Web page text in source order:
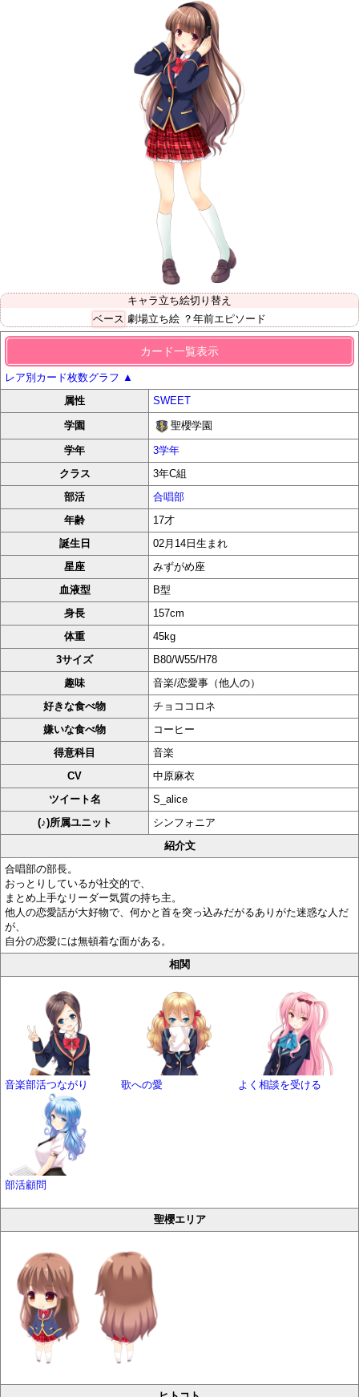
キャラ立ち絵切り替え
ベース 劇場立ち絵 ？年前エピソード
カード一覧表示
レア別カード枚数グラフ ▲
属性
SWEET
学園 聖櫻学園
学年
3学年
クラス
3年C組
部活
合唱部
年齢
17才
誕生日
02月14日生まれ
星座
みずがめ座
血液型
B型
身長
157cm
体重
45kg
3サイズ
B80/W55/H78
趣味
音楽/恋愛事（他人の）
好きな食べ物
チョココロネ
嫌いな食べ物
コーヒー
得意科目
音楽
CV
中原麻衣
ツイート名
S_alice
(♪)所属ユニット
シンフォニア
紹介文
合唱部の部長。
おっとりしているが社交的で、
まとめ上手なリーダー気質の持ち主。
他人の恋愛話が大好物で、何かと首を突っ込みだがるありがた迷惑な人だ
が、
自分の恋愛には無頓着な面がある。
相関
音楽部活つながり 歌への愛 よく相談を受ける
部活顧問
聖櫻エリア